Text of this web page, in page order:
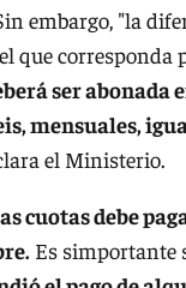
embargo, "la
que corresponda
ser abonada
mensuales,
el Ministerio.
cuotas debe
Es simportante